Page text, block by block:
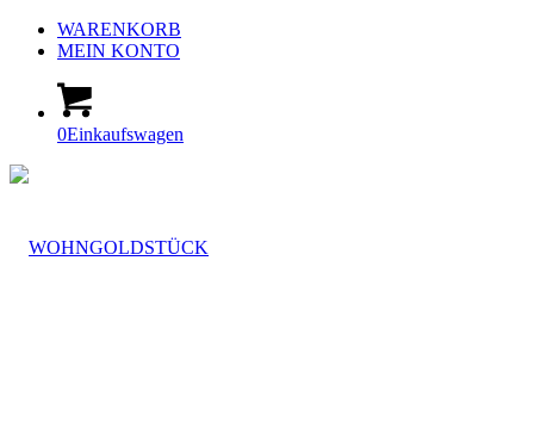
WARENKORB
MEIN KONTO
0Einkaufswagen